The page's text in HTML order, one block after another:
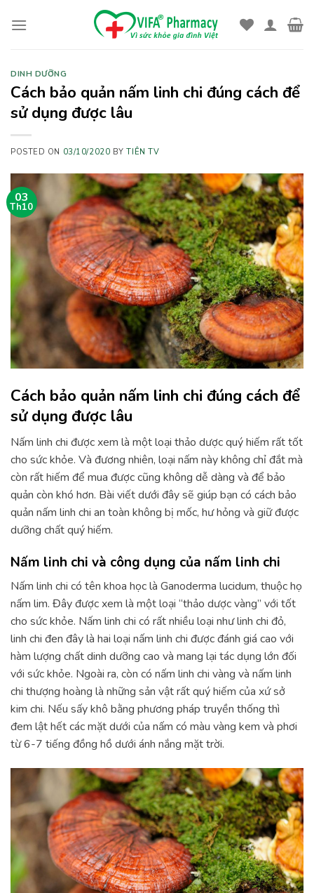
DINH DƯỠNG
Cách bảo quản nấm linh chi đúng cách để
sử dụng được lâu
POSTED ON 03/10/2020 BYTIÊN TV
03
Th10
Cách bảo quản nấm linh chi đúng cách để
sử dụng được lâu
Nấm linh chi được xem là một loại thảo dược quý hiếm rất tốt
cho sức khỏe. Và đương nhiên, loại nấm này không chỉ đắt mà
còn rất hiếm để mua được cũng không dễ dàng và để bảo
quản còn khó hơn. Bài viết dưới đây sẽ giúp bạn có cách bảo
quản nấm linh chi an toàn không bị mốc, hư hỏng và giữ được
dưỡng chất quý hiếm.
Nấm linh chi và công dụng của nấm linh chi
Nấm linh chi có tên khoa học là Ganoderma lucidum, thuộc họ
nấm lim. Đây được xem là một loại “thảo dược vàng” với tốt
cho sức khỏe. Nấm linh chi có rất nhiều loại như linh chi đỏ,
linh chi đen đây là hai loại nấm linh chi được đánh giá cao với
hàm lượng chất dinh dưỡng cao và mang lại tác dụng lớn đối
với sức khỏe. Ngoài ra, còn có nấm linh chi vàng và nấm linh
chi thượng hoàng là những sản vật rất quý hiếm của xứ sở
kim chi. Nếu sấy khô bằng phương pháp truyền thống thì
đem lật hết các mặt dưới của nấm có màu vàng kem và phơi
từ 6-7 tiếng đồng hồ dưới ánh nắng mặt trời.